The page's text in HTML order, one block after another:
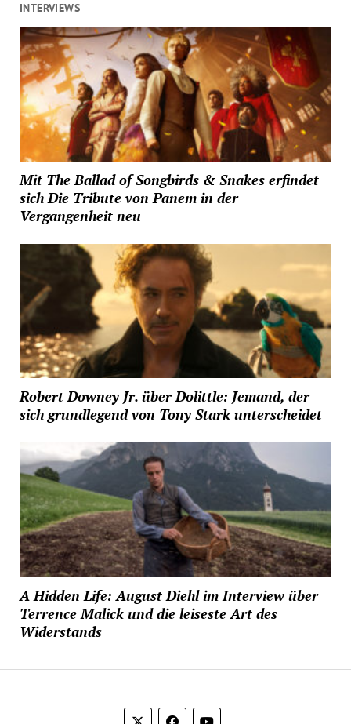
INTERVIEWS
Mit The Ballad of Songbirds & Snakes erfindet
sich Die Tribute von Panem in der
Vergangenheit neu
Robert Downey Jr. über Dolittle: Jemand, der
sich grundlegend von Tony Stark unterscheidet
A Hidden Life: August Diehl im Interview über
Terrence Malick und die leiseste Art des
Widerstands